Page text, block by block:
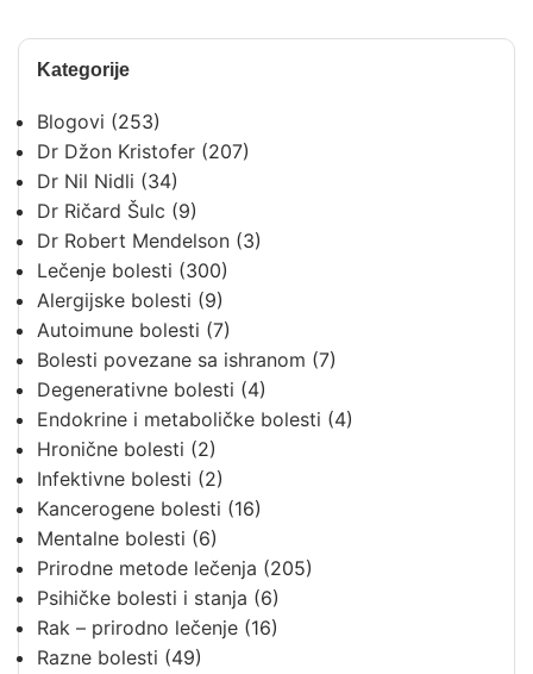
Kategorije
Blogovi (253)
Dr Džon Kristofer (207)
Dr Nil Nidli (34)
Dr Ričard Šulc (9)
Dr Robert Mendelson (3)
Lečenje bolesti (300)
Alergijske bolesti (9)
Autoimune bolesti (7)
Bolesti povezane sa ishranom (7)
Degenerativne bolesti (4)
Endokrine i metaboličke bolesti (4)
Hronične bolesti (2)
Infektivne bolesti (2)
Kancerogene bolesti (16)
Mentalne bolesti (6)
Prirodne metode lečenja (205)
Psihičke bolesti i stanja (6)
Rak – prirodno lečenje (16)
Razne bolesti (49)